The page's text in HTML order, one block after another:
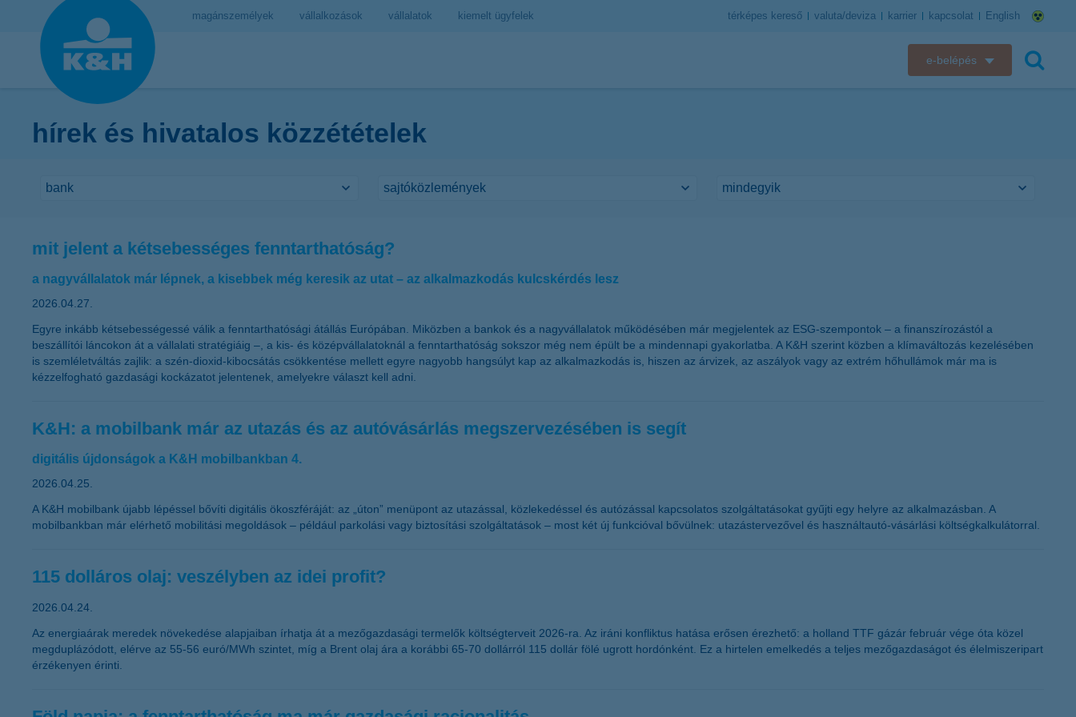
magánszemélyek vállalkozások vállalatok kiemelt ügyfelek térképes kereső valuta/deviza karrier kapcsolat English
e-belépés
K&H e-kártyafelület
hírek és hivatalos közzétételek
mit jelent a kétsebességes fenntarthatóság?
a nagyvállalatok már lépnek, a kisebbek még keresik az utat – az alkalmazkodás kulcskérdés lesz
2026.04.27.
Egyre inkább kétsebességessé válik a fenntarthatósági átállás Európában. Miközben a bankok és a nagyvállalatok működésében már megjelentek az ESG-szempontok – a finanszírozástól a
beszállítói láncokon át a vállalati stratégiáig –, a kis- és középvállalatoknál a fenntarthatóság sokszor még nem épült be a mindennapi gyakorlatba. A K&H szerint közben a klímaváltozás kezelésében
is szemléletváltás zajlik: a szén-dioxid-kibocsátás csökkentése mellett egyre nagyobb hangsúlyt kap az alkalmazkodás is, hiszen az árvizek, az aszályok vagy az extrém hőhullámok már ma is
kézzelfogható gazdasági kockázatot jelentenek, amelyekre választ kell adni.
K&H: a mobilbank már az utazás és az autóvásárlás megszervezésében is segít
digitális újdonságok a K&H mobilbankban 4.
2026.04.25.
A K&H mobilbank újabb lépéssel bővíti digitális ökoszféráját: az „úton” menüpont az utazással, közlekedéssel és autózással kapcsolatos szolgáltatásokat gyűjti egy helyre az alkalmazásban. A
mobilbankban már elérhető mobilitási megoldások – például parkolási vagy biztosítási szolgáltatások – most két új funkcióval bővülnek: utazástervezővel és használtautó-vásárlási költségkalkulátorral.
115 dolláros olaj: veszélyben az idei profit?
2026.04.24.
Az energiaárak meredek növekedése alapjaiban írhatja át a mezőgazdasági termelők költségterveit 2026-ra. Az iráni konfliktus hatása erősen érezhető: a holland TTF gázár február vége óta közel
megduplázódott, elérve az 55-56 euró/MWh szintet, míg a Brent olaj ára a korábbi 65-70 dollárról 115 dollár fölé ugrott hordónként. Ez a hirtelen emelkedés a teljes mezőgazdaságot és élelmiszeripart
érzékenyen érinti.